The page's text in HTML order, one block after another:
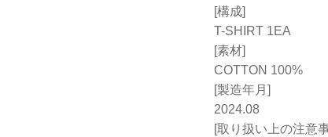
[構成]
T-SHIRT 1EA
[素材]
COTTON 100%
[製造年月]
2024.08
[取り扱い上の注意